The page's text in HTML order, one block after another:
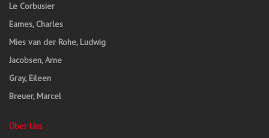
Le Corbusier
Eames, Charles
Mies van der Rohe, Ludwig
Jacobsen, Arne
Gray, Eileen
Breuer, Marcel
Über Uns